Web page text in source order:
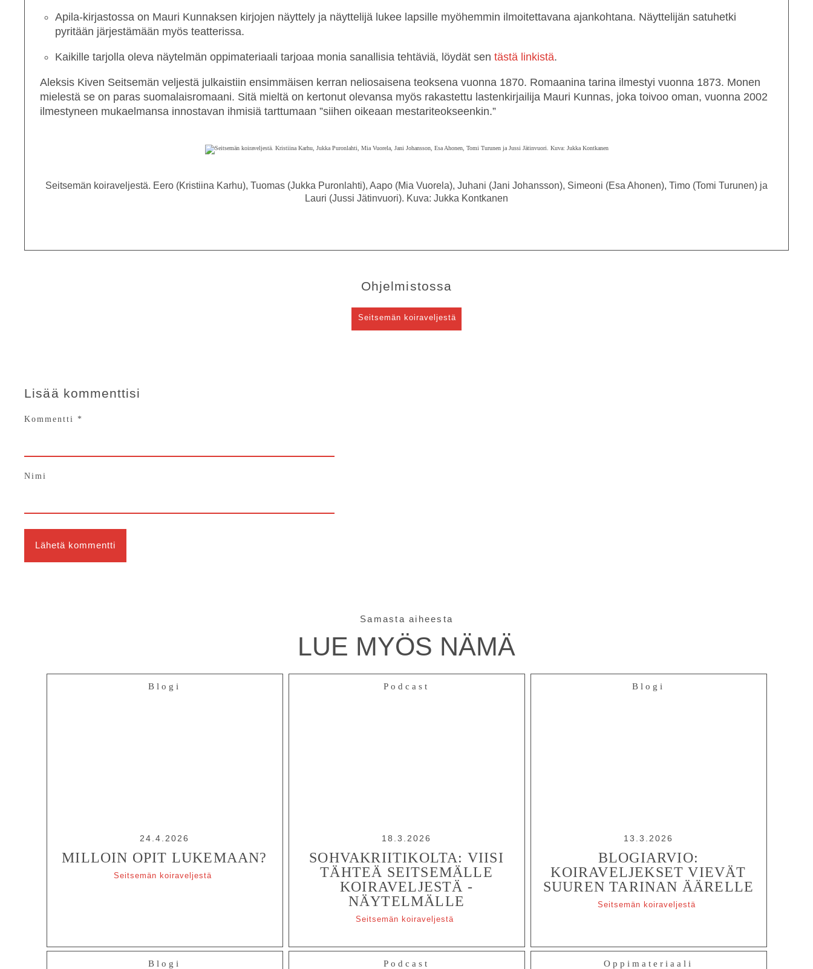
Apila-kirjastossa on Mauri Kunnaksen kirjojen näyttely ja näyttelijä lukee lapsille myöhemmin ilmoitettavana ajankohtana. Näyttelijän satuhetki
pyritään järjestämään myös teatterissa.
Kaikille tarjolla oleva näytelmän oppimateriaali tarjoaa monia sanallisia tehtäviä, löydät sentästä linkistä.
Aleksis Kiven Seitsemän veljestä julkaistiin ensimmäisen kerran neliosaisena teoksena vuonna 1870. Romaanina tarina ilmestyi vuonna 1873. Monen
mielestä se on paras suomalaisromaani. Sitä mieltä on kertonut olevansa myös rakastettu lastenkirjailija Mauri Kunnas, joka toivoo oman, vuonna 2002
ilmestyneen mukaelmansa innostavan ihmisiä tarttumaan ”siihen oikeaan mestariteokseenkin.”
Seitsemän koiraveljestä. Eero (Kristiina Karhu), Tuomas (Jukka Puronlahti), Aapo (Mia Vuorela), Juhani (Jani Johansson), Simeoni (Esa Ahonen), Timo (Tomi Turunen) ja
Lauri (Jussi Jätinvuori). Kuva: Jukka Kontkanen
Ohjelmistossa
Seitsemän koiraveljestä
Lisää kommenttisi
Kommentti *
Nimi
Samasta aiheesta
LUE MYÖS NÄMÄ
Blogi
24.4.2026
MILLOIN OPIT LUKEMAAN?
Seitsemän koiraveljestä
Podcast
18.3.2026
SOHVAKRIITIKOLTA: VIISI
TÄHTEÄ SEITSEMÄLLE
KOIRAVELJESTÄ -
NÄYTELMÄLLE
Seitsemän koiraveljestä
Blogi
13.3.2026
BLOGIARVIO:
KOIRAVELJEKSET VIEVÄT
SUUREN TARINAN ÄÄRELLE
Seitsemän koiraveljestä
Blogi Podcast Oppimateriaali